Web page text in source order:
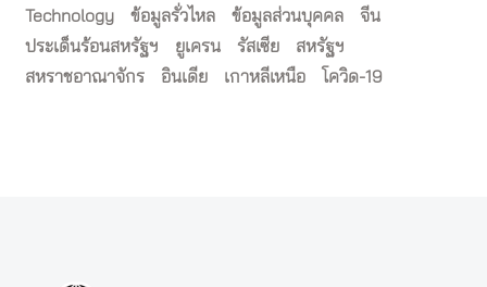
Technology
ข้อมูลรั่วไหล ข้อมูลส่วนบุคคล
จีน
ประเด็นร้อนสหรัฐฯ
ยูเครน รัสเซีย
สหรัฐฯ
สหราชอาณาจักร
อินเดีย เกาหลีเหนือ โควิด-19